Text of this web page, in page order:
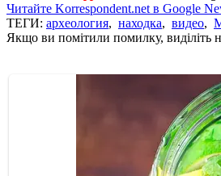
Читайте Korrespondent.net в Google
ТЕГИ: археология, находка, видео,
Якщо ви помітили помилку, виділіть